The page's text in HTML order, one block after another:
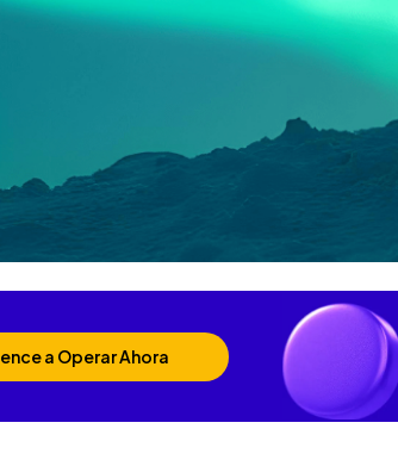
a Operar Ahora